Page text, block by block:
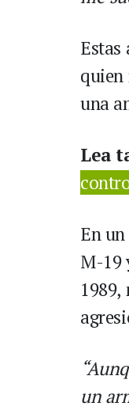
quien
una
Lea
En
M-19
un